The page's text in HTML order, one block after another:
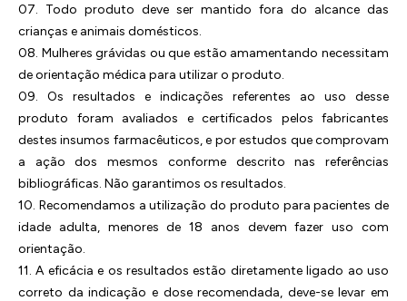
07. Todo produto deve ser mantido fora do alcance das
crianças e animais domésticos.
08. Mulheres grávidas ou que estão amamentando necessitam
de orientação médica para utilizar o produto.
09. Os resultados e indicações referentes ao uso desse
produto foram avaliados e certificados pelos fabricantes
destes insumos farmacêuticos, e por estudos que comprovam
a ação dos mesmos conforme descrito nas referências
bibliográficas. Não garantimos os resultados.
10. Recomendamos a utilização do produto para pacientes de
idade adulta, menores de 18 anos devem fazer uso com
orientação.
11. A eficácia e os resultados estão diretamente ligado ao uso
correto da indicação e dose recomendada, deve-se levar em